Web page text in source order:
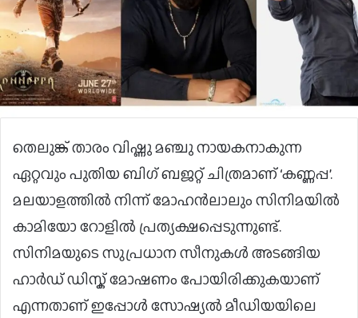
തെലുങ്ക് താരം വിഷ്ണു മഞ്ചു നായകനാകുന്ന
ഏറ്റവും പുതിയ ബിഗ് ബജറ്റ് ചിത്രമാണ് ‘കണ്ണപ്പ’.
മലയാളത്തില്‍ നിന്ന് മോഹൻലാലും സിനിമയിൽ
കാമിയോ റോളിൽ പ്രത്യക്ഷപ്പെടുന്നുണ്ട്.
സിനിമയുടെ സുപ്രധാന സീനുകൾ അടങ്ങിയ
ഹാർഡ് ഡിസ്ക് മോഷണം പോയിരിക്കുകയാണ്
എന്നതാണ് ഇപ്പോൾ സോഷ്യൽ മീഡിയയിലെ